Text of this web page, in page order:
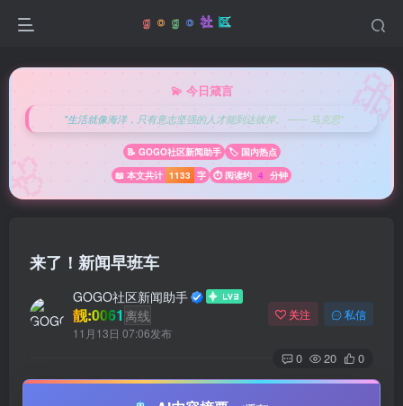
💫 今日箴言
"生活就像海洋，只有意志坚强的人才能到达彼岸。 —— 马克思"
📝 GOGO社区新闻助手
🏷️ 国内热点
📖 本文共计 1133 字 ⏱️ 阅读约 4 分钟
来了！新闻早班车
GOGO社区新闻助手
靓:0061 离线
11月13日 07:06发布
关注 私信
0 20 0